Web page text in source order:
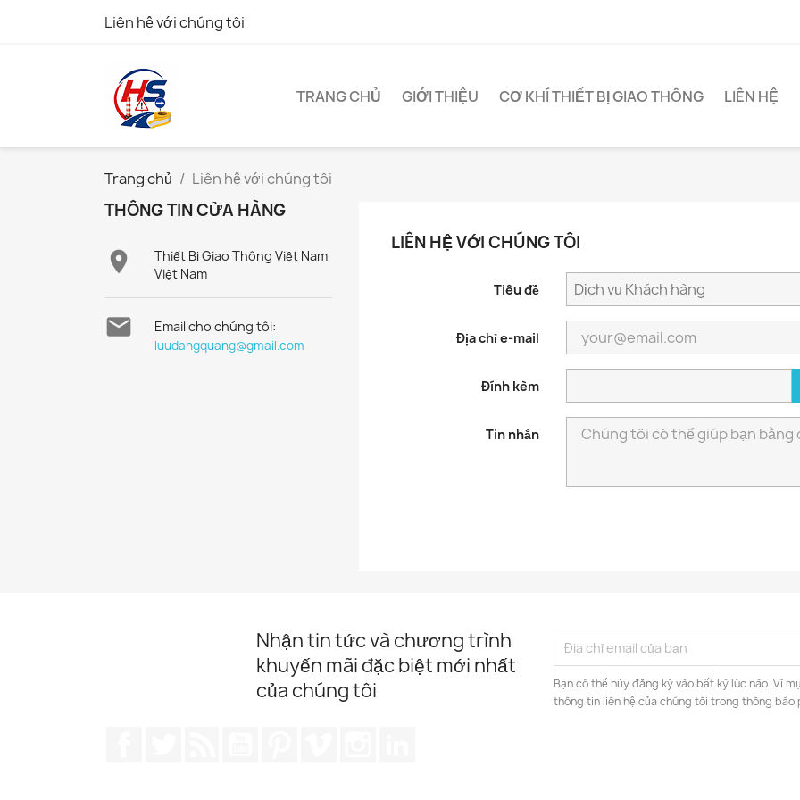
Liên hệ với chúng tôi
TRANG CHỦ GIỚI THIỆU CƠ KHÍ THIẾT BỊ GIAO THÔNG LIÊN HỆ
Trang chủ Liên hệ với chúng tôi
THÔNG TIN CỬA HÀNG

Thiết Bị Giao Thông Việt Nam
Việt Nam
 Email cho chúng tôi:
luudangquang@gmail.com
LIÊN HỆ VỚI CHÚNG TÔI
Tiêu đề
Địa chỉ e-mail
Đính kèm
Tin nhắn
Nhận tin tức và chương trình
khuyến mãi đặc biệt mới nhất
của chúng tôi
Bạn có thể hủy đăng ký vào bất kỳ lúc nào. Vì
thông tin liên hệ của chúng tôi trong thông báo